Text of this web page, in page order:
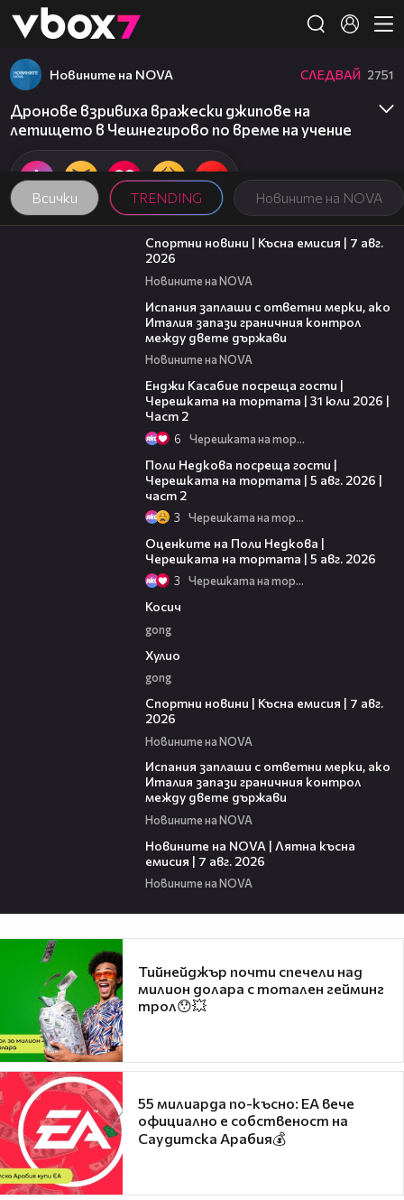
👾
Всички TRENDING Новините на NOVA
Новините на NOVA СЛЕДВАЙ 2751
Дронове взривиха вражески джипове на
летището в Чешнегирово по време на учение
03:46
Спортни новини | Късна емисия | 7 авг.
2026
Новините на NOVA
Испания заплаши с ответни мерки, ако
Италия запази граничния контрол
между двете държави
Новините на NOVA
Енджи Касабие посреща гости |
Черешката на тортата | 31 юли 2026 |
Част 2
6 Черешката на тортата
Поли Недкова посреща гости |
Черешката на тортата | 5 авг. 2026 |
част 2
3 Черешката на тортата
Оценките на Поли Недкова |
Черешката на тортата | 5 авг. 2026
3 Черешката на тортата
Косич
gong
Хулио
gong
Спортни новини | Късна емисия | 7 авг.
2026
Новините на NOVA
Испания заплаши с ответни мерки, ако
Италия запази граничния контрол
между двете държави
Новините на NOVA
Новините на NOVA | Лятна късна
емисия | 7 авг. 2026
Новините на NOVA
Тийнейджър почти спечели над
милион долара с тотален гейминг
трол😯💥
55 милиарда по-късно: EA вече
официално е собственост на
Саудитска Арабия💰